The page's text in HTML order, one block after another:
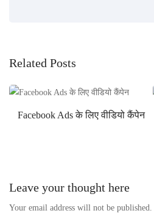
Related Posts
Facebook Ads के लिए वीडियो कैंपेन
Leave your thought here
Your email address will not be published.